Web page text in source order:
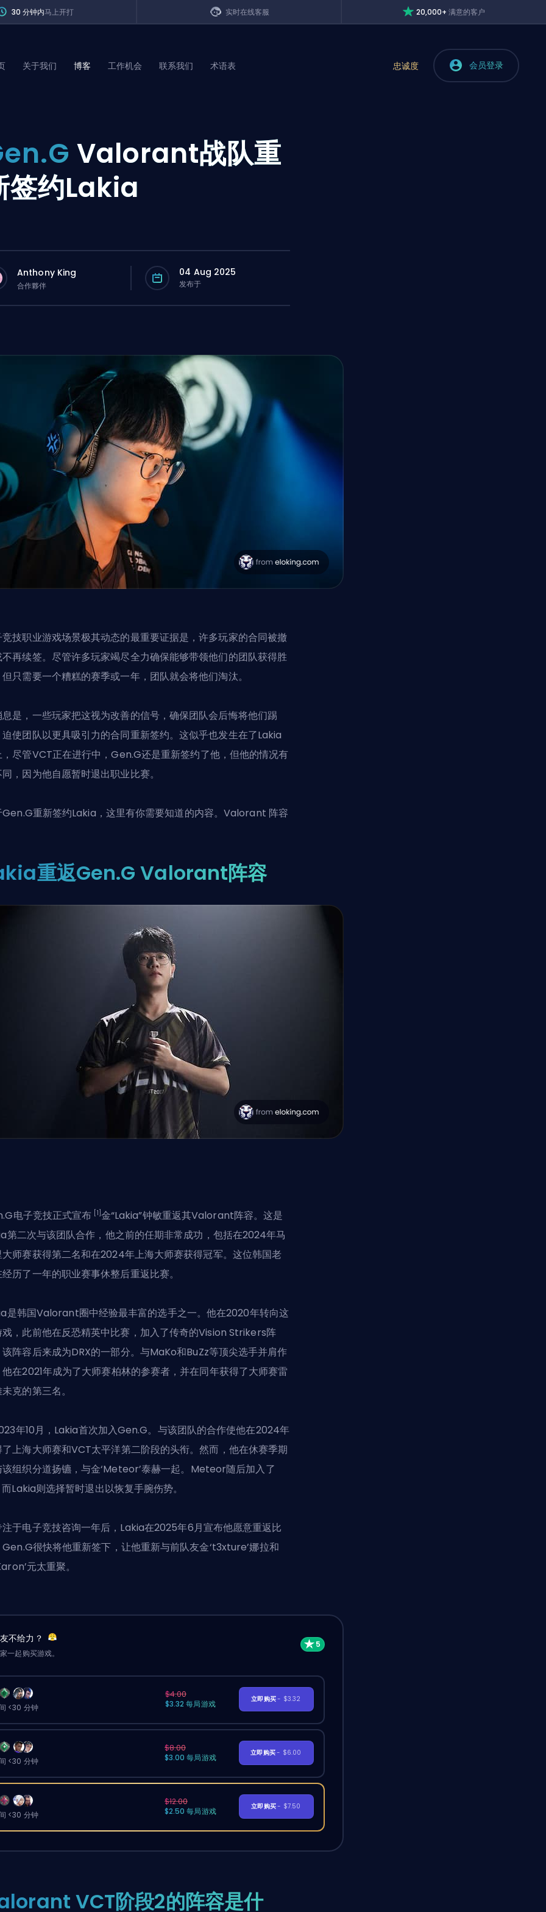
30 分钟内马上开打 实时在线客服 20,000+满意的客户
关于我们 博客 工作机会 联系我们 术语表 忠诚度 会员登录
Valorant战队重
签约Lakia
Anthony King
合作夥伴
04 Aug 2025
发布于
技职业游戏场景极其动态的最重要证据是，许多玩家的合同被撤
再续签。尽管许多玩家竭尽全力确保能够带领他们的团队获得胜
只需要一个糟糕的赛季或一年，团队就会将他们淘汰。
是，一些玩家把这视为改善的信号，确保团队会后悔将他们踢
使团队以更具吸引力的合同重新签约。这似乎也发生在了Lakia
尽管VCT正在进行中，Gen.G还是重新签约了他，但他的情况有
，因为他自愿暂时退出职业比赛。
重新签约Lakia，这里有你需要知道的内容。 Valorant 阵容
重返Gen.G Valorant阵容
电子竞技正式宣布 [1] 金“Lakia”钟敏重返其Valorant阵容。这是
第二次与该团队合作，他之前的任期非常成功，包括在2024年马
大师赛获得第二名和在2024年上海大师赛获得冠军。这位韩国老
历了一年的职业赛事休整后重返比赛。
是韩国Valorant圈中经验最丰富的选手之一。他在2020年转向这
戏，此前他在反恐精英中比赛，加入了传奇的Vision Strikers阵
阵容后来成为DRX的一部分。与MaKo和BuZz等顶尖选手并肩作
在2021年成为了大师赛柏林的参赛者，并在同年获得了大师赛雷
克的第三名。
年10月，Lakia首次加入Gen.G。与该团队的合作使他在2024年
上海大师赛和VCT太平洋第二阶段的头衔。然而，他在休赛季期
该组织分道扬镳，与金‘Meteor’泰赫一起。Meteor随后加入了
而Lakia则选择暂时退出以恢复手腕伤势。
注于电子竞技咨询一年后，Lakia在2025年6月宣布他愿意重返比
很快将他重新签下，让他重新与前队友金‘t3xture’娜拉和
元太重聚。
不给力？
一起购买游戏。
<30 分钟
$4.00
$3.32 每局游戏
立即购买- $3.32
<30 分钟
$8.00
$3.00 每局游戏
立即购买- $6.00
<30 分钟
$12.00
$2.50 每局游戏
立即购买- $7.50
VCT阶段2的阵容是什